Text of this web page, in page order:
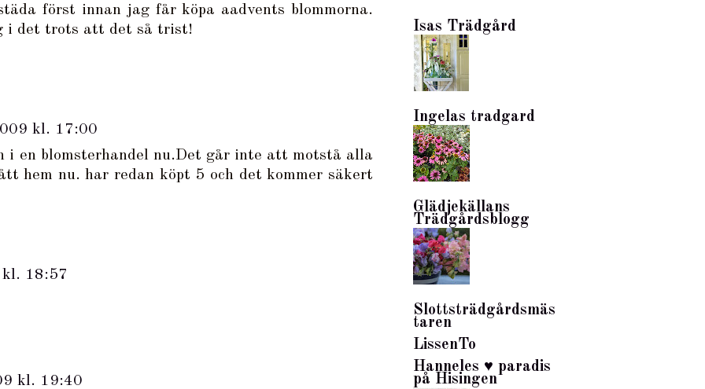
först innan jag får köpa aadvents blommorna.
i det trots att det så trist!
kl. 17:00
en blomsterhandel nu.Det går inte att motstå alla
hem nu. har redan köpt 5 och det kommer säkert
kl. 18:57
kl. 19:40
Isas Trädgård
Ingelas tradgard
Glädjekällans
Trädgårdsblogg
Slottsträdgårdsmäs
taren
LissenTo
Hanneles ♥ paradis
på Hisingen